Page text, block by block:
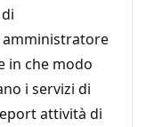
in che modo
i servizi di
attività di